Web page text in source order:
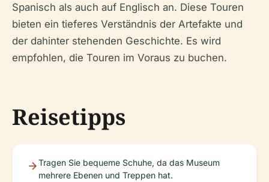
Spanisch als auch auf Englisch an. Diese Touren
bieten ein tieferes Verständnis der Artefakte und
der dahinter stehenden Geschichte. Es wird
empfohlen, die Touren im Voraus zu buchen.
Reisetipps
Tragen Sie bequeme Schuhe, da das Museum
mehrere Ebenen und Treppen hat.